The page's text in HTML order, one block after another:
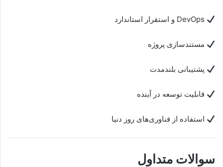
مستندسازی پروژه
پشتیبانی بلندمدت
قابلیت توسعه در آینده
استفاده از فناوری‌های روز دنیا
سوالات متداول